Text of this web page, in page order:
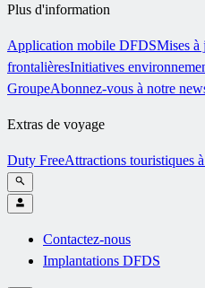
Plus d'information
Application mobile DFDSMises à
frontalièresInitiatives
GroupeAbonnez-vous à notre
Extras de voyage
Duty FreeAttractions touristiques
Contactez-nous
Implantations DFDS